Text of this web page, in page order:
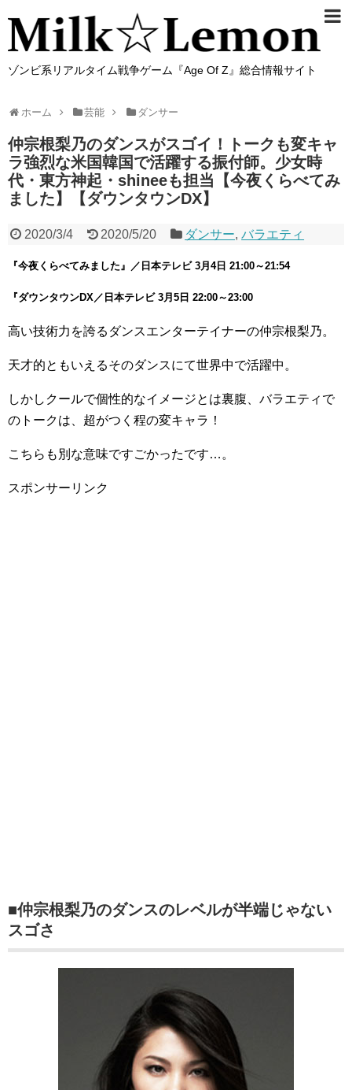
ゾンビ系リアルタイム戦争ゲーム『Age Of Z』総合情報サイト
ホーム 芸能 ダンサー
仲宗根梨乃のダンスがスゴイ！トークも変キャ
ラ強烈な米国韓国で活躍する振付師。少女時
代・東方神起・shineeも担当【今夜くらべてみ
ました】【ダウンタウンDX】
2020/3/4 2020/5/20 ダンサー,バラエティ
『今夜くらべてみました』／日本テレビ 3月4日 21:00～21:54
『ダウンタウンDX／日本テレビ 3月5日 22:00～23:00
高い技術力を誇るダンスエンターテイナーの仲宗根梨乃。
天才的ともいえるそのダンスにて世界中で活躍中。
しかしクールで個性的なイメージとは裏腹、バラエティで
のトークは、超がつく程の変キャラ！
こちらも別な意味ですごかったです…。
スポンサーリンク
■仲宗根梨乃のダンスのレベルが半端じゃない
スゴさ